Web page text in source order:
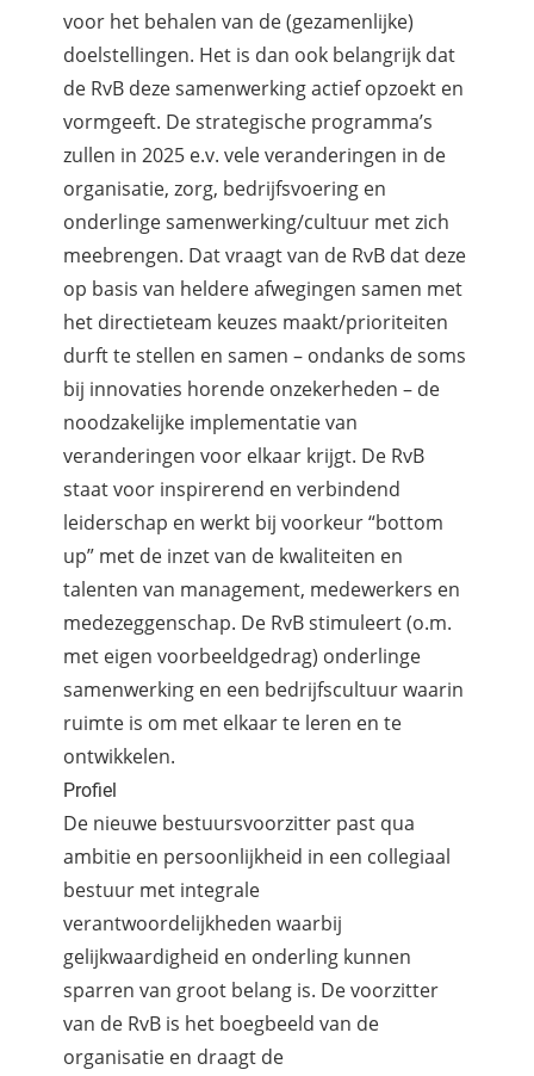
voor het behalen van de (gezamenlijke)
doelstellingen. Het is dan ook belangrijk dat
de RvB deze samenwerking actief opzoekt en
vormgeeft. De strategische programma’s
zullen in 2025 e.v. vele veranderingen in de
organisatie, zorg, bedrijfsvoering en
onderlinge samenwerking/cultuur met zich
meebrengen. Dat vraagt van de RvB dat deze
op basis van heldere afwegingen samen met
het directieteam keuzes maakt/prioriteiten
durft te stellen en samen – ondanks de soms
bij innovaties horende onzekerheden – de
noodzakelijke implementatie van
veranderingen voor elkaar krijgt. De RvB
staat voor inspirerend en verbindend
leiderschap en werkt bij voorkeur “bottom
up” met de inzet van de kwaliteiten en
talenten van management, medewerkers en
medezeggenschap. De RvB stimuleert (o.m.
met eigen voorbeeldgedrag) onderlinge
samenwerking en een bedrijfscultuur waarin
ruimte is om met elkaar te leren en te
ontwikkelen.
Profiel
De nieuwe bestuursvoorzitter past qua
ambitie en persoonlijkheid in een collegiaal
bestuur met integrale
verantwoordelijkheden waarbij
gelijkwaardigheid en onderling kunnen
sparren van groot belang is. De voorzitter
van de RvB is het boegbeeld van de
organisatie en draagt de